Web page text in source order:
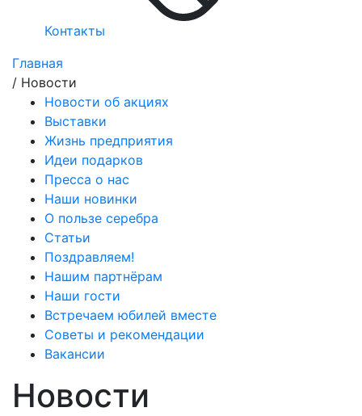
Контакты
Главная
/ Новости
Новости об акциях
Выставки
Жизнь предприятия
Идеи подарков
Пресса о нас
Наши новинки
О пользе серебра
Статьи
Поздравляем!
Нашим партнёрам
Наши гости
Встречаем юбилей вместе
Советы и рекомендации
Вакансии
Новости